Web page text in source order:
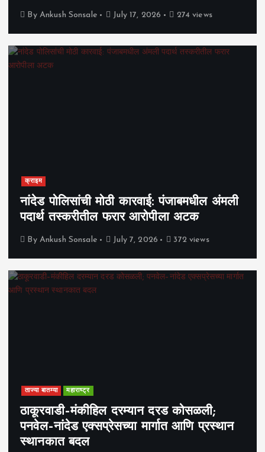
By Ankush Sonsale July 17, 2026 274 views
क्राइम
नांदेड पोलिसांची मोठी कारवाई: पंजाबमधील अंमली
पदार्थ तस्करीतील फरार आरोपीला अटक
By Ankush Sonsale July 7, 2026 372 views
ताज्या बातम्या महाराष्ट्र
ठाकूरवाडी–मंकीहिल दरम्यान दरड कोसळली;
पनवेल–नांदेड एक्सप्रेसच्या मार्गात आणि प्रस्थान
स्थानकात बदल